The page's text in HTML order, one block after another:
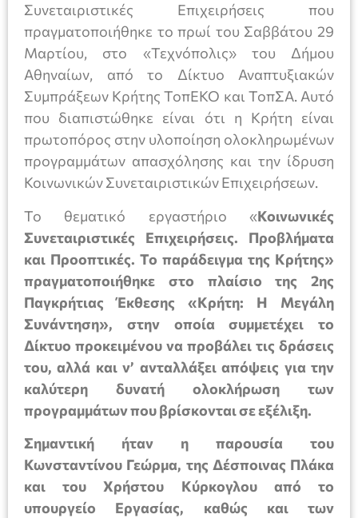
Συνεταιριστικές Επιχειρήσεις που
πραγματοποιήθηκε το πρωί του Σαββάτου 29
Μαρτίου, στο «Τεχνόπολις» του Δήμου
Αθηναίων, από το Δίκτυο Αναπτυξιακών
Συμπράξεων Κρήτης ΤοπΕΚΟ και ΤοπΣΑ. Αυτό
που διαπιστώθηκε είναι ότι η Κρήτη είναι
πρωτοπόρος στην υλοποίηση ολοκληρωμένων
προγραμμάτων απασχόλησης και την ίδρυση
Κοινωνικών Συνεταιριστικών Επιχειρήσεων.
Το θεματικό εργαστήριο «Κοινωνικές
Συνεταιριστικές Επιχειρήσεις. Προβλήματα
και Προοπτικές. Το παράδειγμα της Κρήτης»
πραγματοποιήθηκε στο πλαίσιο της 2ης
Παγκρήτιας Έκθεσης «Κρήτη: Η Μεγάλη
Συνάντηση», στην οποία συμμετέχει το
Δίκτυο προκειμένου να προβάλει τις δράσεις
του, αλλά και ν’ ανταλλάξει απόψεις για την
καλύτερη δυνατή ολοκλήρωση των
προγραμμάτων που βρίσκονται σε εξέλιξη.
Σημαντική ήταν η παρουσία του
Κωνσταντίνου Γεώρμα, της Δέσποινας Πλάκα
και του Χρήστου Κύρκογλου από το
υπουργείο Εργασίας, καθώς και των